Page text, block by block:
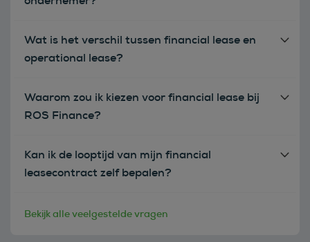
Wat is het verschil tussen financial lease en
operational lease?
Waarom zou ik kiezen voor financial lease bij
ROS Finance?
Kan ik de looptijd van mijn financial
leasecontract zelf bepalen?
Bekijk alle veelgestelde vragen